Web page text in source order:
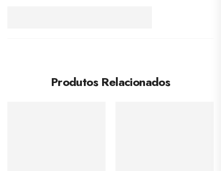
Produtos Relacionados